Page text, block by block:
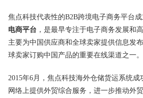
焦点科技代表性的B2B跨境电子商务平台成
电商平台 ，是最早专注于电子商务发展和
主要为中国供应商和全球卖家提供信息发
球卖家订购中国产品的重要在线渠道之一。
2015年6月，焦点科技海外仓储货运系统
网络上提供外贸综合服务，进一步推动外